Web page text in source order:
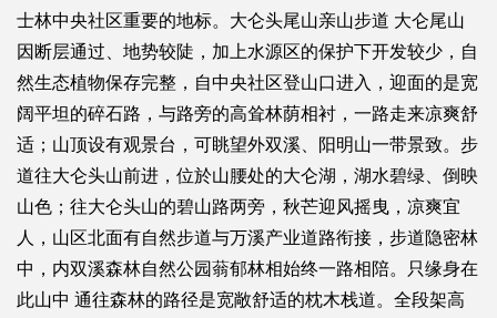
士林中央社区重要的地标。大仑头尾山亲山步道 大仑尾山
因断层通过、地势较陡，加上水源区的保护下开发较少，自
然生态植物保存完整，自中央社区登山口进入，迎面的是宽
阔平坦的碎石路，与路旁的高耸林荫相衬，一路走来凉爽舒
适；山顶设有观景台，可眺望外双溪、阳明山一带景致。步
道往大仑头山前进，位於山腰处的大仑湖，湖水碧绿、倒映
山色；往大仑头山的碧山路两旁，秋芒迎风摇曳，凉爽宜
人，山区北面有自然步道与万溪产业道路衔接，步道隐密林
中，内双溪森林自然公园蓊郁林相始终一路相陪。只缘身在
此山中 通往森林的路径是宽敞舒适的枕木栈道。全段架高